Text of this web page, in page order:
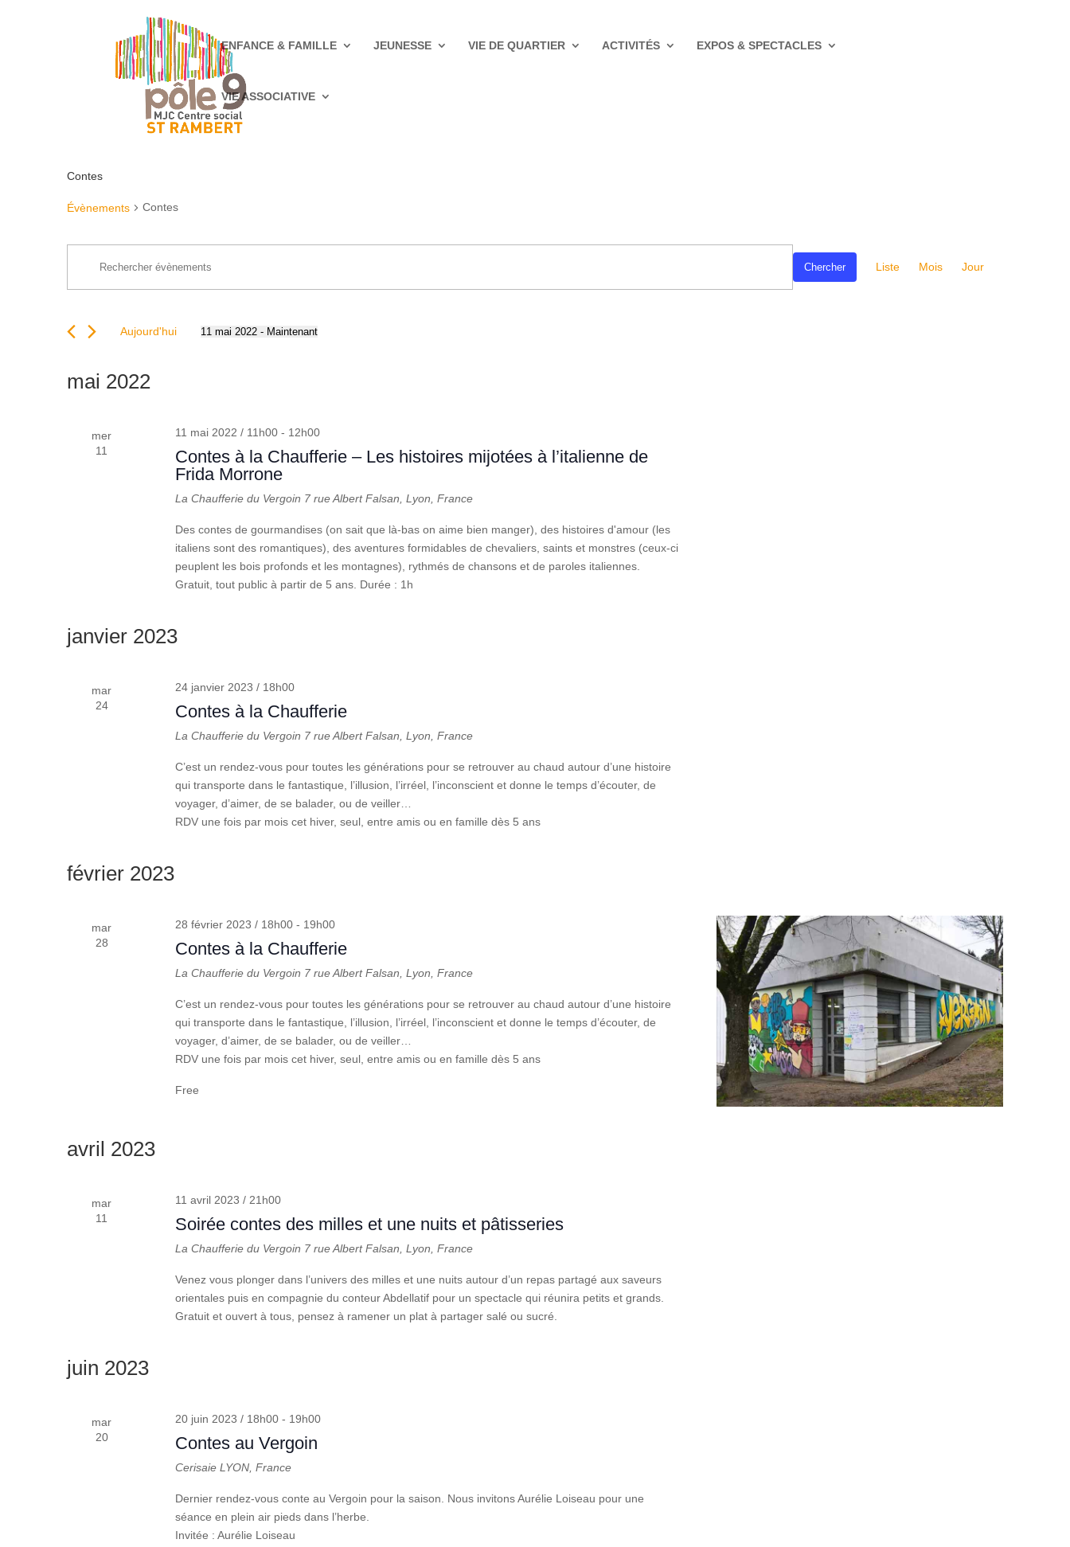
ENFANCE & FAMILLE JEUNESSE VIE DE QUARTIER ACTIVITÉS EXPOS & SPECTACLES
VIE ASSOCIATIVE
Contes
Évènements Contes
Recherche
navigation
vues
Évènements
clé.
Chercher
de
Liste Mois Jour
Aujourd'hui 11 mai 2022 - Maintenant
mai 2022
mer
11
11 mai 2022 / 11h00- 12h00
Contes à la Chaufferie – Les histoires mijotées à l’italienne de
Frida Morrone
La Chaufferie du Vergoin 7 rue Albert Falsan, Lyon, France
Des contes de gourmandises (on sait que là-bas on aime bien manger), des histoires d'amour (les
italiens sont des romantiques), des aventures formidables de chevaliers, saints et monstres (ceux-ci
peuplent les bois profonds et les montagnes), rythmés de chansons et de paroles italiennes.
Gratuit, tout public à partir de 5 ans. Durée : 1h
janvier 2023
mar
24
24 janvier 2023 / 18h00
Contes à la Chaufferie
La Chaufferie du Vergoin 7 rue Albert Falsan, Lyon, France
C’est un rendez-vous pour toutes les générations pour se retrouver au chaud autour d’une histoire
qui transporte dans le fantastique, l’illusion, l’irréel, l’inconscient et donne le temps d’écouter, de
voyager, d’aimer, de se balader, ou de veiller…
RDV une fois par mois cet hiver, seul, entre amis ou en famille dès 5 ans
février 2023
mar
28
28 février 2023 / 18h00- 19h00
Contes à la Chaufferie
La Chaufferie du Vergoin 7 rue Albert Falsan, Lyon, France
C’est un rendez-vous pour toutes les générations pour se retrouver au chaud autour d’une histoire
qui transporte dans le fantastique, l’illusion, l’irréel, l’inconscient et donne le temps d’écouter, de
voyager, d’aimer, de se balader, ou de veiller…
RDV une fois par mois cet hiver, seul, entre amis ou en famille dès 5 ans
Free
avril 2023
mar
11
11 avril 2023 / 21h00
Soirée contes des milles et une nuits et pâtisseries
La Chaufferie du Vergoin 7 rue Albert Falsan, Lyon, France
Venez vous plonger dans l’univers des milles et une nuits autour d’un repas partagé aux saveurs
orientales puis en compagnie du conteur Abdellatif pour un spectacle qui réunira petits et grands.
Gratuit et ouvert à tous, pensez à ramener un plat à partager salé ou sucré.
juin 2023
mar
20
20 juin 2023 / 18h00- 19h00
Contes au Vergoin
Cerisaie LYON, France
Dernier rendez-vous conte au Vergoin pour la saison. Nous invitons Aurélie Loiseau pour une
séance en plein air pieds dans l’herbe.
Invitée : Aurélie Loiseau